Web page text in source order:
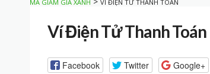
MÃ GIẢM GIÁ XANH VÍ ĐIỆN TỬ THANH TOÁN
Ví Điện Tử Thanh Toán
Facebook Twitter Google+